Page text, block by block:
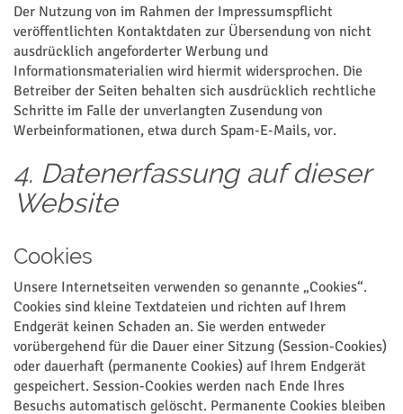
Der Nutzung von im Rahmen der Impressumspflicht
veröffentlichten Kontaktdaten zur Übersendung von nicht
ausdrücklich angeforderter Werbung und
Informationsmaterialien wird hiermit widersprochen. Die
Betreiber der Seiten behalten sich ausdrücklich rechtliche
Schritte im Falle der unverlangten Zusendung von
Werbeinformationen, etwa durch Spam-E-Mails, vor.
4. Datenerfassung auf dieser
Website
Cookies
Unsere Internetseiten verwenden so genannte „Cookies“.
Cookies sind kleine Textdateien und richten auf Ihrem
Endgerät keinen Schaden an. Sie werden entweder
vorübergehend für die Dauer einer Sitzung (Session-Cookies)
oder dauerhaft (permanente Cookies) auf Ihrem Endgerät
gespeichert. Session-Cookies werden nach Ende Ihres
Besuchs automatisch gelöscht. Permanente Cookies bleiben